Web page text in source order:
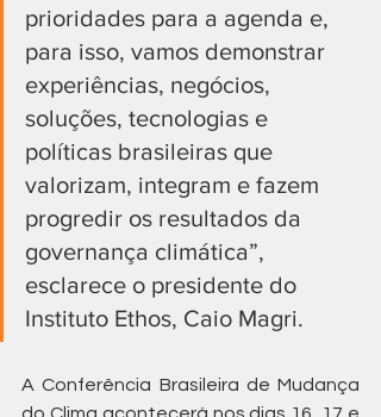
prioridades para a agenda e,
para isso, vamos demonstrar
experiências, negócios,
soluções, tecnologias e
políticas brasileiras que
valorizam, integram e fazem
progredir os resultados da
governança climática”,
esclarece o presidente do
Instituto Ethos, Caio Magri.
A Conferência Brasileira de Mudança
do Clima acontecerá nos dias 16, 17 e